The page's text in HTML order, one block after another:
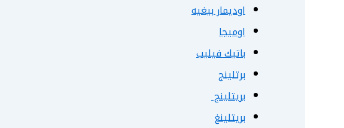
اوديمار بيغيه
اوميجا
باتيك فيليب
برتلينج
بريتلينج
بريتلينغ